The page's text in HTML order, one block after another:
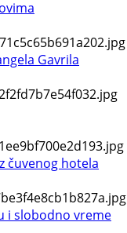
Gavrila
čuvenog hotela
i slobodno vreme